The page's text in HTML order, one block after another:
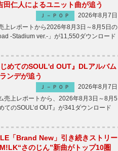
仁人によるユニット曲が追う
Ｊ－ＰＯＰ
2026年8月7日
レポートから2026年8月3日～8月5日の
-Stadium ver.-」が11,550ダウンロード
めてのSOUL'd OUT』DLアルバム
ンデが追う
Ｊ－ＰＯＰ
2026年8月7日
上レポートから、2026年8月3日～8月5
てのSOUL’d OUT』が341ダウンロード
「Brand New」引き続きストリー
さのじん”新曲がトップ10圏